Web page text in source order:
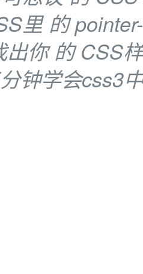
里 的
出你的CSS
钟学会css3